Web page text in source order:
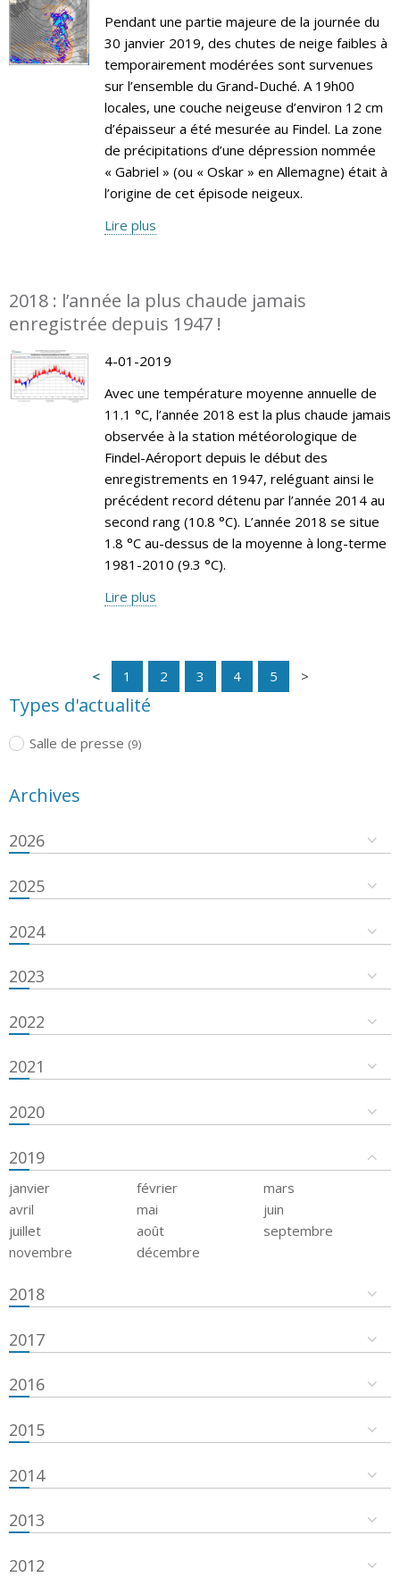
Pendant une partie majeure de la journée du
30 janvier 2019, des chutes de neige faibles à
temporairement modérées sont survenues
sur l’ensemble du Grand-Duché. A 19h00
locales, une couche neigeuse d’environ 12 cm
d’épaisseur a été mesurée au Findel. La zone
de précipitations d’une dépression nommée
« Gabriel » (ou « Oskar » en Allemagne) était à
l’origine de cet épisode neigeux.
Lire plus
2018 : l’année la plus chaude jamais
enregistrée depuis 1947 !
4-01-2019
Avec une température moyenne annuelle de
11.1 °C, l’année 2018 est la plus chaude jamais
observée à la station météorologique de
Findel-Aéroport depuis le début des
enregistrements en 1947, reléguant ainsi le
précédent record détenu par l’année 2014 au
second rang (10.8 °C). L’année 2018 se situe
1.8 °C au-dessus de la moyenne à long-terme
1981-2010 (9.3 °C).
Lire plus
1 2 3 4 5
Types d'actualité
Salle de presse (9)
Archives
2026
2025
2024
2023
2022
2021
2020
2019
janvier février
mars
avril
mai
juin
juillet
août
septembre
novembre
décembre
2018
2017
2016
2015
2014
2013
2012